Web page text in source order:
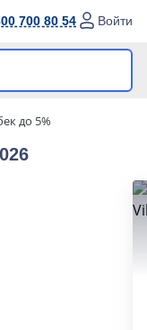
700 80 54 Войти
до 5%